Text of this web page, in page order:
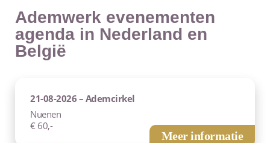
Ademwerk evenementen
agenda in Nederland en
België
21-08-2026 – Ademcirkel
Nuenen
€ 60,-
Meer informatie